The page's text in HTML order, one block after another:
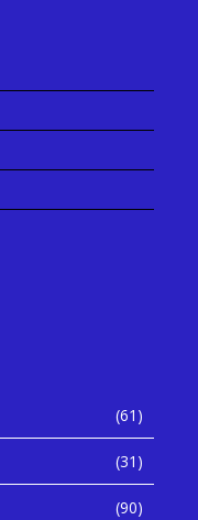
(61)
(31)
(90)